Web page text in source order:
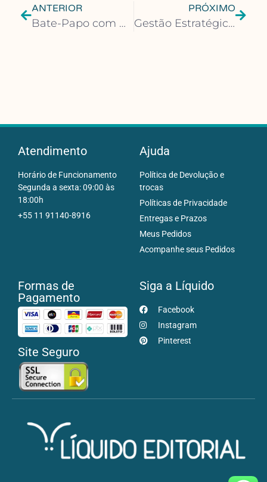
ANTERIOR
Bate-Papo com Natalia Timerman: Adaptação de “Copo Vazio” para o Teatro
PRÓXIMO
Gestão Estratégica de Pessoas: Chave para um Ambiente Empresarial Saudável
Atendimento
Horário de Funcionamento
Segunda a sexta: 09:00 às
18:00h
+55 11 91140-8916
Ajuda
Política de Devolução e
trocas
Políticas de Privacidade
Entregas e Prazos
Meus Pedidos
Acompanhe seus Pedidos
Formas de
Pagamento
Site Seguro
Siga a Líquido
Facebook
Instagram
Pinterest